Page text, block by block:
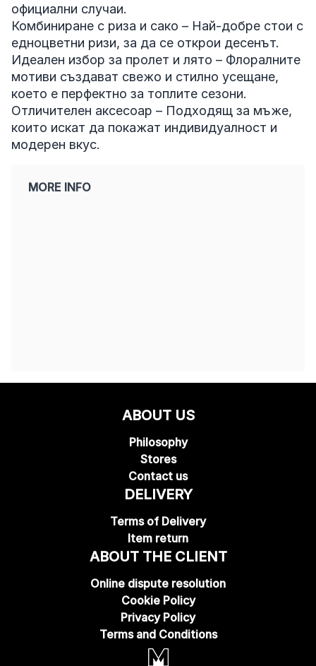
официални случаи.
Комбиниране с риза и сако – Най-добре стои с
едноцветни ризи, за да се открои десенът.
Идеален избор за пролет и лято – Флоралните
мотиви създават свежо и стилно усещане,
което е перфектно за топлите сезони.
Отличителен аксесоар – Подходящ за мъже,
които искат да покажат индивидуалност и
модерен вкус.
MORE INFO
ABOUT US
Philosophy
Stores
Contact us
DELIVERY
Terms of Delivery
Item return
ABOUT THE CLIENT
Online dispute resolution
Cookie Policy
Privacy Policy
Terms and Conditions